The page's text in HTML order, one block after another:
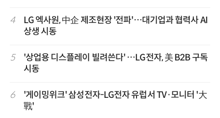
4
LG 엑사원, 中企 제조현장 '전파'…대기업과 협력사 AI
상생 시동
5
'상업용 디스플레이 빌려쓴다' …LG전자, 美 B2B 구독
시동
6
'게이밍위크' 삼성전자-LG전자 유럽서 TV·모니터 '大
戰'